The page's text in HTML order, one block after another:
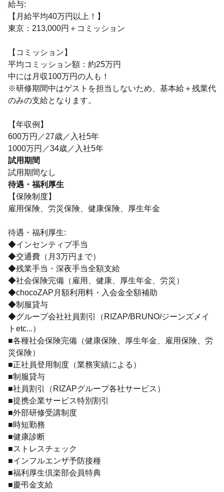
給与:
【月給平均40万円以上！】
東京：213,000円＋コミッション
【コミッション】
平均コミッション額：約25万円
中には月収100万円の人も！
※研修期間中はゲストを担当しないため、基本給＋残業代
のみの支給となります。
【年収例】
600万円／27歳／入社5年
1000万円／34歳／入社5年
試用期間
試用期間なし
待遇・福利厚生
【保険制度】
雇用保険、労災保険、健康保険、厚生年金
待遇・福利厚生:
◆インセンティブ手当
◆交通費（月3万円まで）
◆残業手当・深夜手当全額支給
◆社会保険完備（雇用、健康、厚生年金、労災）
◆chocoZAP月額利用料・入会金全額補助
◆制服貸与
◆グループ会社社員割引（RIZAP/BRUNO/ジーンズメイ
トetc...）
■各種社会保険完備（健康保険、厚生年金、雇用保険、労
災保険）
■正社員登用制度（業務実績による）
■制服貸与
■社員割引（RIZAPグループ各社サービス）
■提携企業サービス特別割引
■外部研修受講制度
■時短勤務
■健康診断
■ストレスチェック
■インフルエンザ予防接種
■福利厚生倶楽部会員特典
■慶弔金支給